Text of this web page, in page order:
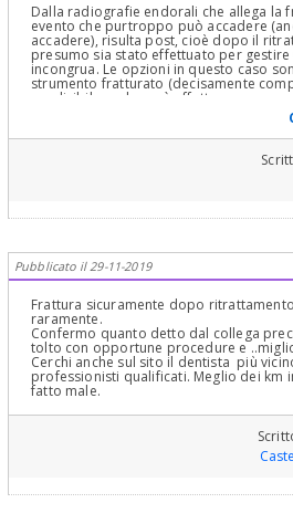
Dalla radiografie endorali che allega la
evento che purtroppo può accadere
accadere), risulta post, cioè dopo il
presumo sia stato effettuato per
incongrua. Le opzioni in questo caso
strumento fratturato (decisamente
predicibile, e che può effettuare uno
monitoraggio del dente e valutazione
Pubblicato il 29-11-2019
Frattura sicuramente dopo
raramente.
Confermo quanto detto dal collega
tolto con opportune procedure e
Cerchi anche sul sito il dentista più
professionisti qualificati. Meglio dei km
fatto male.